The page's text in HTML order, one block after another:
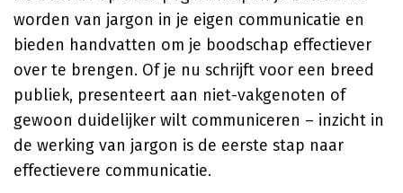
worden van jargon in je eigen communicatie en
bieden handvatten om je boodschap effectiever
over te brengen. Of je nu schrijft voor een breed
publiek, presenteert aan niet-vakgenoten of
gewoon duidelijker wilt communiceren – inzicht in
de werking van jargon is de eerste stap naar
effectievere communicatie.